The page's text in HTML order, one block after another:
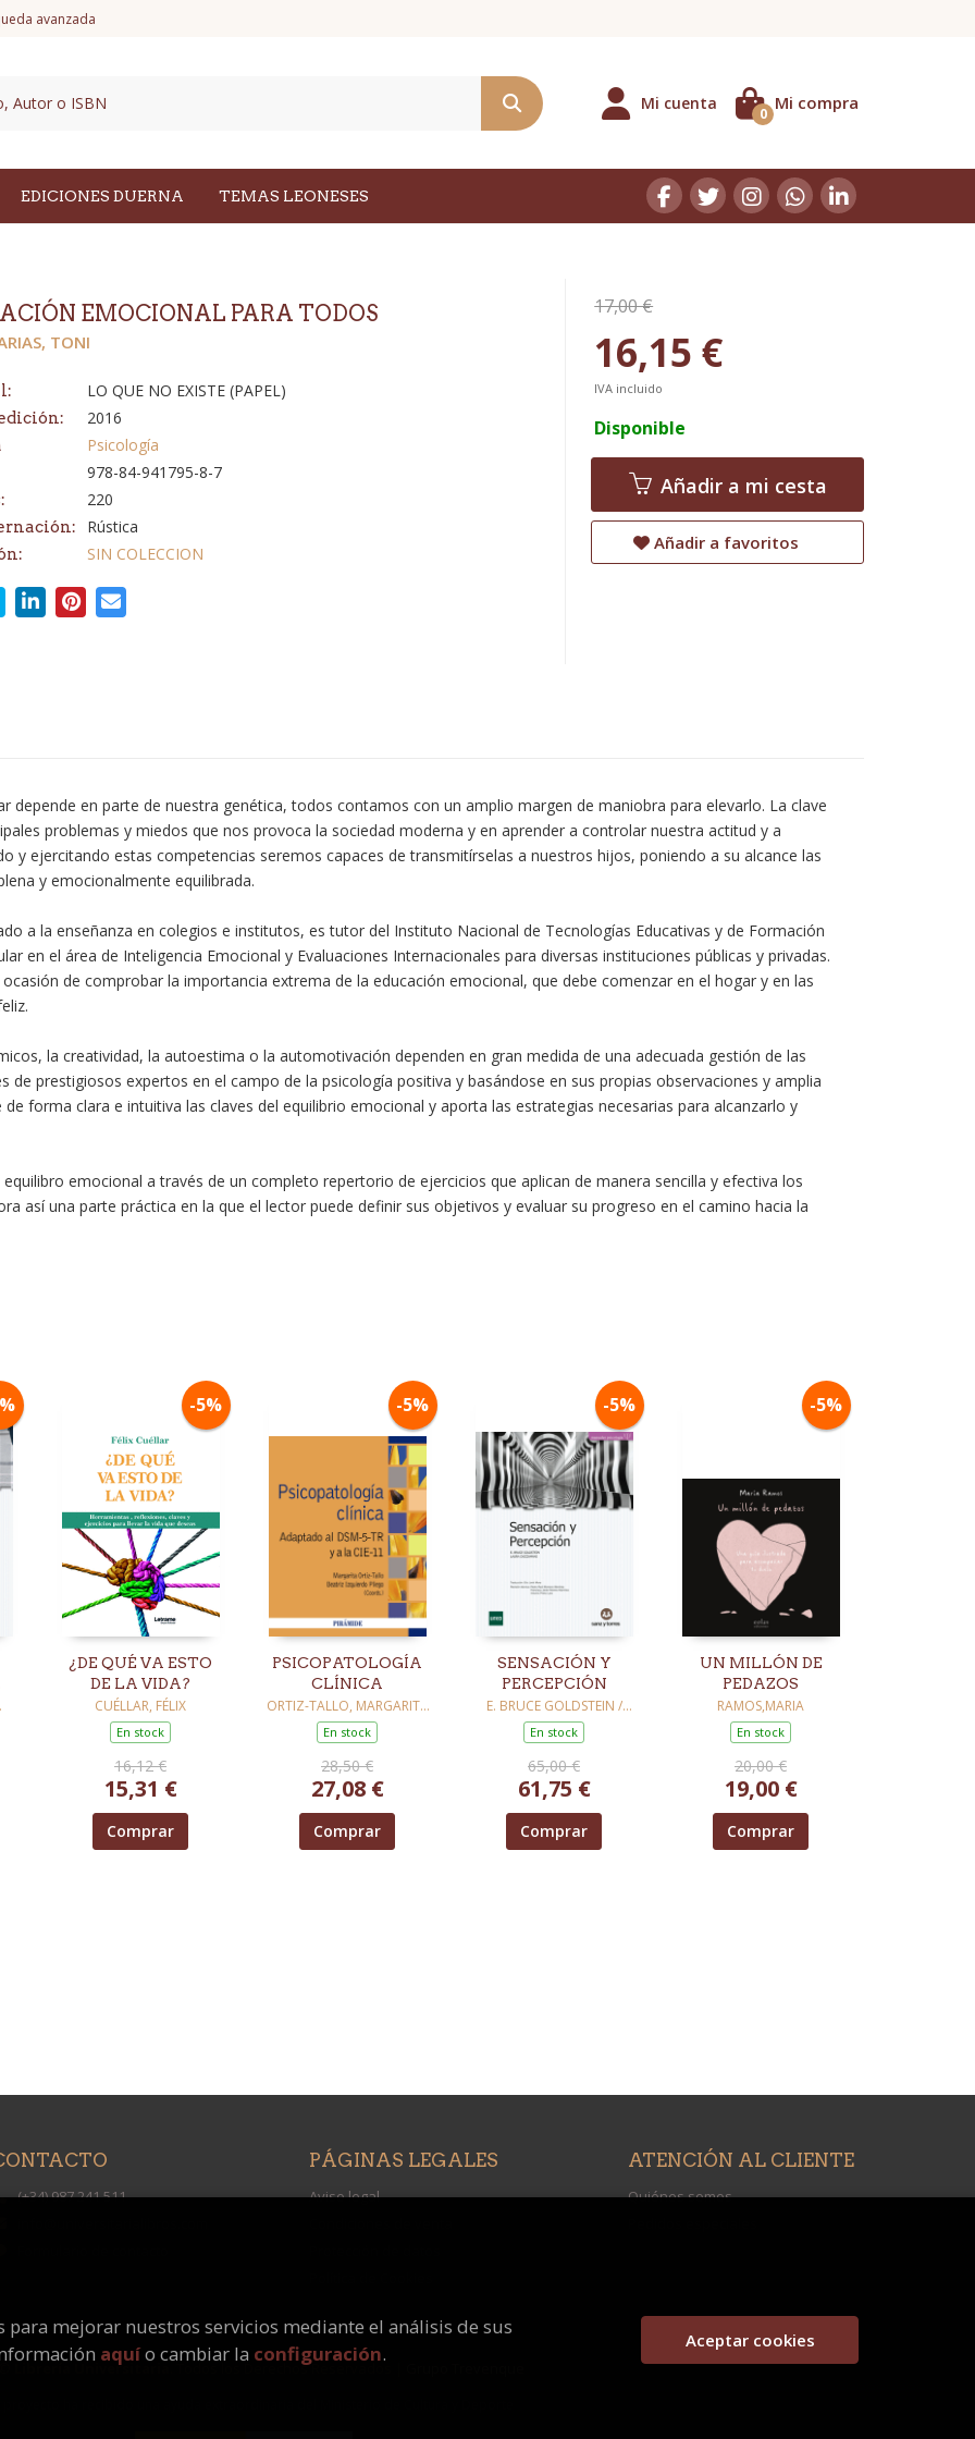
avanzada
Mi cuenta Mi compra
0
EDICIONES DUERNA TEMAS LEONESES
EMOCIONAL PARA TODOS
TONI
LO QUE NO EXISTE (PAPEL)
2016
Psicología
978-84-941795-8-7
220
Rústica
SIN COLECCION
17,00 €
16,15 €
IVA incluido
Disponible
Añadir a mi cesta
Añadir a favoritos
depende en parte de nuestra genética, todos contamos con un amplio margen de maniobra para elevarlo. La clave
problemas y miedos que nos provoca la sociedad moderna y en aprender a controlar nuestra actitud y a
y ejercitando estas competencias seremos capaces de transmitírselas a nuestros hijos, poniendo a su alcance las
y emocionalmente equilibrada.
a la enseñanza en colegios e institutos, es tutor del Instituto Nacional de Tecnologías Educativas y de Formación
en el área de Inteligencia Emocional y Evaluaciones Internacionales para diversas instituciones públicas y privadas.
de comprobar la importancia extrema de la educación emocional, que debe comenzar en el hogar y en las
la creatividad, la autoestima o la automotivación dependen en gran medida de una adecuada gestión de las
de prestigiosos expertos en el campo de la psicología positiva y basándose en sus propias observaciones y amplia
forma clara e intuitiva las claves del equilibrio emocional y aporta las estrategias necesarias para alcanzarlo y
emocional a través de un completo repertorio de ejercicios que aplican de manera sencilla y efectiva los
así una parte práctica en la que el lector puede definir sus objetivos y evaluar su progreso en el camino hacia la
-5%
¿DE QUÉ VA ESTO
DE LA VIDA?
CUÉLLAR, FÉLIX
En stock
16,12 €
15,31 €
Comprar
-5%
PSICOPATOLOGÍA
CLÍNICA
ORTIZ-TALLO, MARGARITA
BEATRIZ
En stock
28,50 €
27,08 €
Comprar
-5%
SENSACIÓN Y
PERCEPCIÓN
E. BRUCE GOLDSTEIN /
CACCIAMANI, LAURA
En stock
65,00 €
61,75 €
Comprar
-5%
UN MILLÓN DE
PEDAZOS
RAMOS,MARIA
En stock
20,00 €
19,00 €
Comprar
(+34) 987 241 511
PÁGINAS LEGALES
Aviso legal
ATENCIÓN AL CLIENTE
Quiénes somos
Librería Universitaria . Todos los Derechos Reservados |
para mejorar nuestros servicios mediante el análisis de sus
aquío cambiar la configuración.
Aceptar cookies